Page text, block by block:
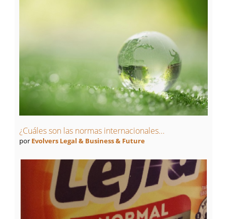
¿Cuáles son las normas internacionales...
por Evolvers Legal & Business & Future